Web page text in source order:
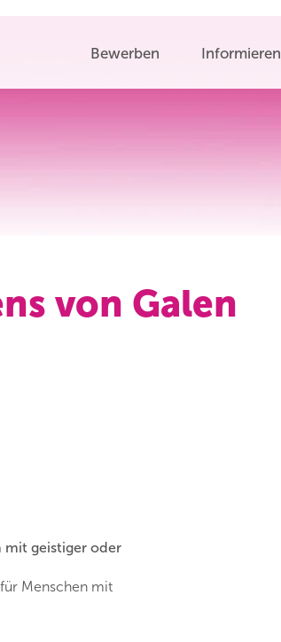
Bewerben Informieren
von Galen
mit geistiger oder
Menschen mit